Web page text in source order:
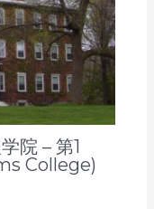
院 – 第1
College)